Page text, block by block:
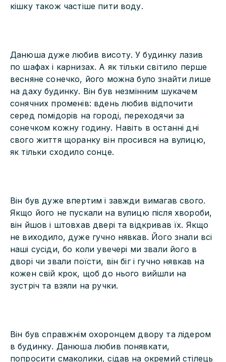
кішку також частіше пити воду.
Данюша дуже любив висоту. У будинку лазив
по шафах і карнизах. А як тільки світило перше
весняне сонечко, його можна було знайти лише
на даху будинку. Він був незмінним шукачем
сонячних променів: вдень любив відпочити
серед помідорів на городі, переходячи за
сонечком кожну годину. Навіть в останні дні
свого життя щоранку він просився на вулицю,
як тільки сходило сонце.
Він був дуже впертим і завжди вимагав свого.
Якщо його не пускали на вулицю після хвороби,
він йшов і штовхав двері та відкривав їх. Якщо
не виходило, дуже гучно нявкав. Його знали всі
наші сусіди, бо коли увечері ми звали його в
дворі чи звали поїсти, він біг і гучно нявкав на
кожен свій крок, щоб до нього вийшли на
зустріч та взяли на ручки.
Він був справжнім охоронцем двору та лідером
в будинку. Данюша любив понявкати,
попросити смаколики, сідав на окремий стілець